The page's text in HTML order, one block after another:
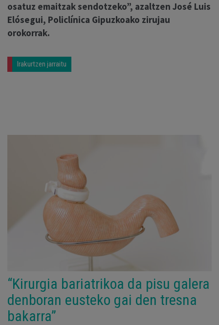
osatuz emaitzak sendotzeko”, azaltzen José Luis
Elósegui, Policlínica Gipuzkoako zirujau
orokorrak.
Irakurtzen jarraitu
“Kirurgia bariatrikoa da pisu galera
denboran eusteko gai den tresna
bakarra”